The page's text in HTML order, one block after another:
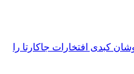
کبدی افتخارات جاکارتا را